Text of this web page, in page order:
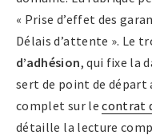
« Prise d’effet des
Délais d’attente ». Le
d’adhésion, qui fixe la
sert de point de départ
complet sur lecontrat
détaille la lecture